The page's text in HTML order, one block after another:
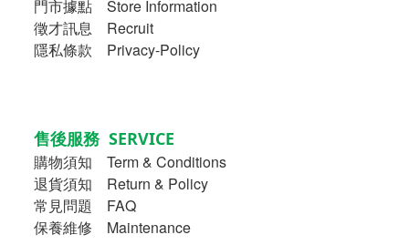
門市據點 Store Information
徵才訊息 Recruit
隱私條款 Privacy-Policy
售後服務 SERVICE
購物須知
Term & Conditions
退貨須知 Return & Policy
常見問題 FAQ
保養維修 Maintenance